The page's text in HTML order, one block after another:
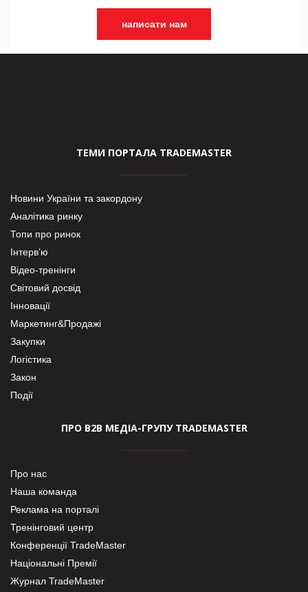
написати нам
ТЕМИ ПОРТАЛА TRADEMASTER
Новини України та закордону
Аналітика ринку
Топи про ринок
Інтерв’ю
Відео-тренінги
Світовий досвід
Інновації
Маркетинг&Продажі
Закупки
Логістика
Закон
Події
ПРО В2В МЕДІА-ГРУПУ TRADEMASTER
Про нас
Наша команда
Реклама на порталі
Тренінговий центр
Конференції TradeMaster
Національні Премії
Журнал TradeMaster